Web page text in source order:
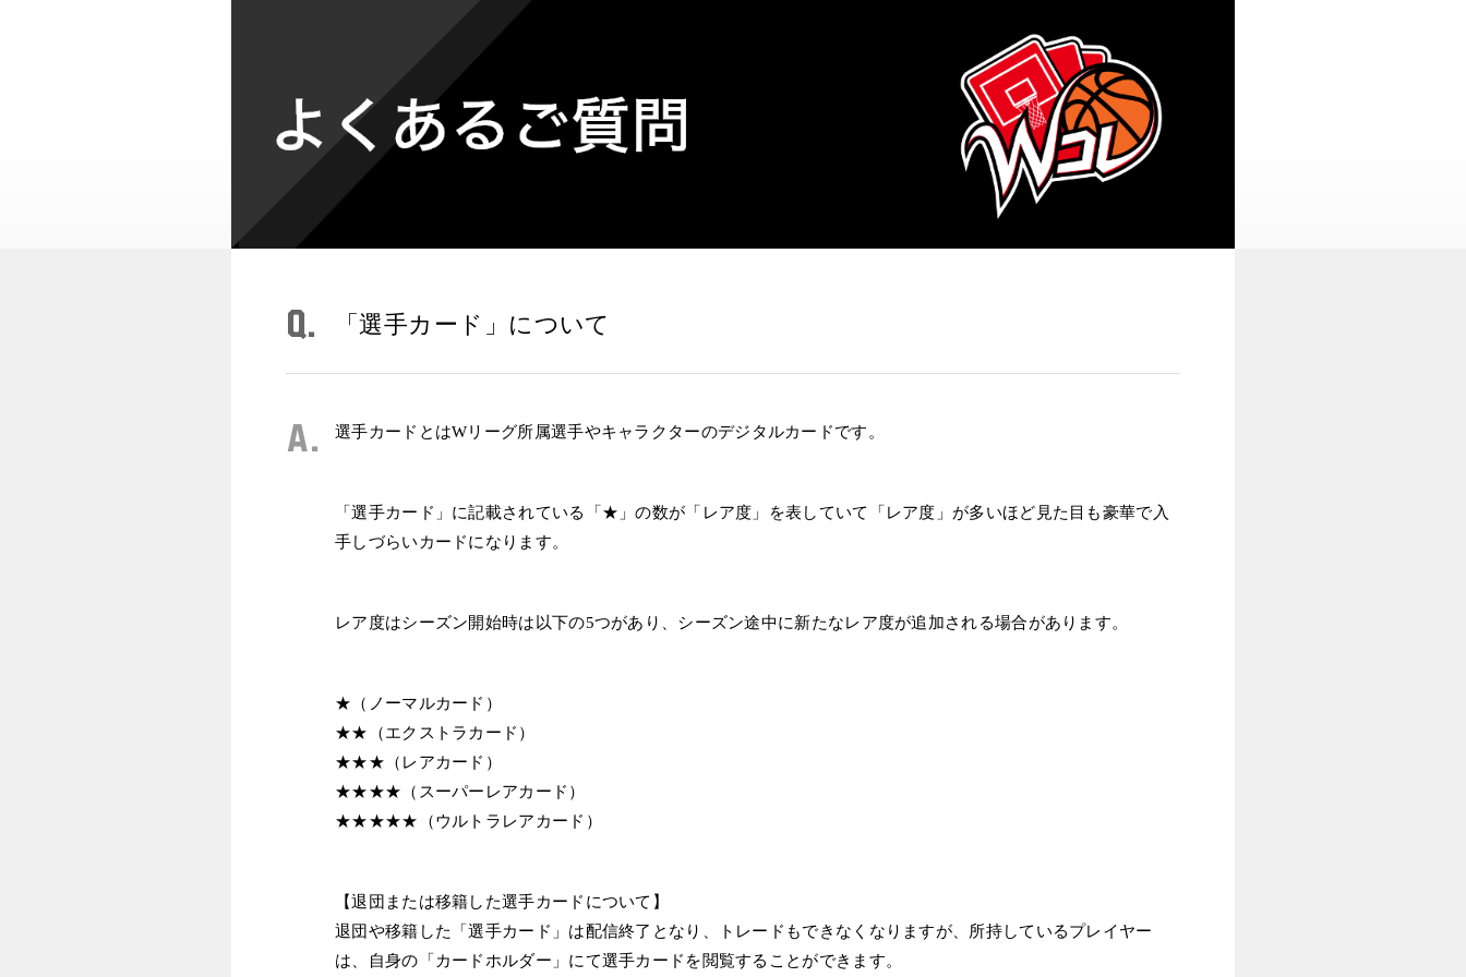
Q. 「選手カード」について
A. 選手カードとはWリーグ所属選手やキャラクターのデジタルカードです。
「選手カード」に記載されている「★」の数が「レア度」を表していて「レア度」が多いほど見た目も豪華で入
手しづらいカードになります。
レア度はシーズン開始時は以下の5つがあり、シーズン途中に新たなレア度が追加される場合があります。
★（ノーマルカード）
★★（エクストラカード）
★★★（レアカード）
★★★★（スーパーレアカード）
★★★★★（ウルトラレアカード）
【退団または移籍した選手カードについて】
退団や移籍した「選手カード」は配信終了となり、トレードもできなくなりますが、所持しているプレイヤー
は、自身の「カードホルダー」にて選手カードを閲覧することができます。